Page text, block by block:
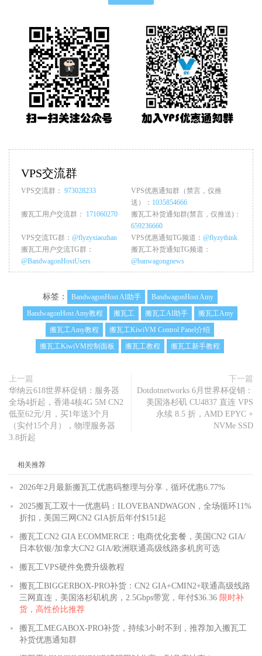
VPS交流群
VPS交流群： 973028233
VPS优惠通知群（禁言，仅推
送）： 1035854666
搬瓦工用户交流群： 171060270
搬瓦工补货通知群(禁言，仅推送)：
659236660
VPS交流TG群： @flyzyxiaozhan VPS优惠通知TG频道： @flyzythink
搬瓦工用户交流TG群：
@BandwagonHostUsers
搬瓦工补货通知TG频道：
@banwagongnews
标签： BandwagonHost AI助手
BandwagonHost Amy
BandwagonHost Amy教程
搬瓦工 搬瓦工AI助手
搬瓦工Amy
搬瓦工Amy教程
搬瓦工KiwiVM Control Panel介绍
搬瓦工KiwiVM控制面板
搬瓦工教程 搬瓦工新手教程
上一篇
华纳云618世界杯促销：服务器
全场4折起，香港4核4G 5M CN2
低至62元/月，买1年送3个月
（实付15个月），物理服务器
3.8折起
下一篇
Dotdotnetworks 6月世界杯促销：
美国洛杉矶 CU4837 直连 VPS
永续 8.5 折，AMD EPYC +
NVMe SSD
相关推荐
2026年2月最新搬瓦工优惠码整理与分享，循环优惠6.77%
2025搬瓦工双十一优惠码：ILOVEBANDWAGON，全场循环11%
折扣，美国三网CN2 GIA折后年付$151起
搬瓦工CN2 GIA ECOMMERCE：电商优化套餐，美国CN2 GIA/
日本软银/加拿大CN2 GIA/欧洲联通高级线路多机房可选
搬瓦工VPS硬件免费升级教程
搬瓦工BIGGERBOX-PRO补货：CN2 GIA+CMIN2+联通高级线路
三网直连，美国洛杉矶机房，2.5Gbps带宽，年付$36.36 限时补
货，高性价比推荐
搬瓦工MEGABOX-PRO补货，持续3小时不到，推荐加入搬瓦工
补货优惠通知群